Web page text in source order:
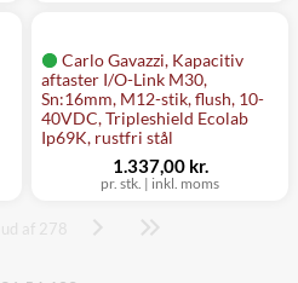
Carlo Gavazzi, Kapacitiv
aftaster I/O-Link M30,
Sn:16mm, M12-stik, flush, 10-
40VDC, Tripleshield Ecolab
Ip69K, rustfri stål
pr. stk. | inkl. moms
1.337,00 kr.
Side
ud af 278